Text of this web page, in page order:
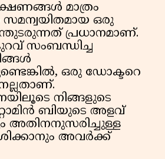
മാത്രം
ഒരു
പ്രധാനമാണ്.
സംബന്ധിച്ച
ഒരു ഡോക്ടറെ
നിങ്ങളുടെ
ബിയുടെ അളവ്
അതിനനുസരിച്ചുള്ള
അവർക്ക്